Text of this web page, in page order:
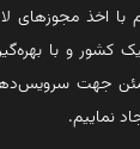
با اخذ مجوزهای
کشور و با
جهت
نماییم.